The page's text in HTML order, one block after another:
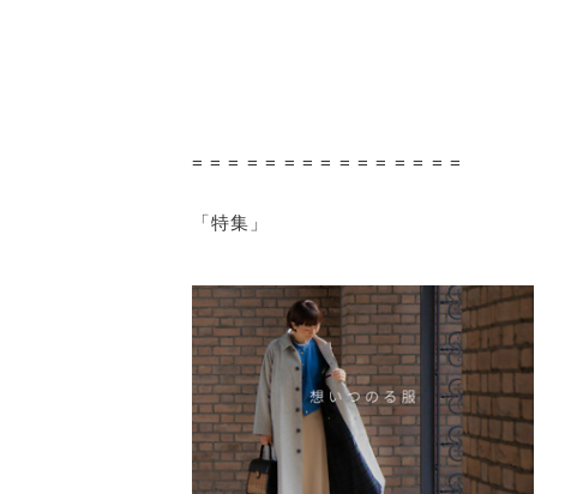
= = = = = = = = = = = = = = =
「特集」